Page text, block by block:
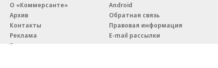
О «Коммерсанте»
Архив
Контакты
Реклама
Вакансии
Android
Обратная связь
Правовая информация
E-mail рассылки